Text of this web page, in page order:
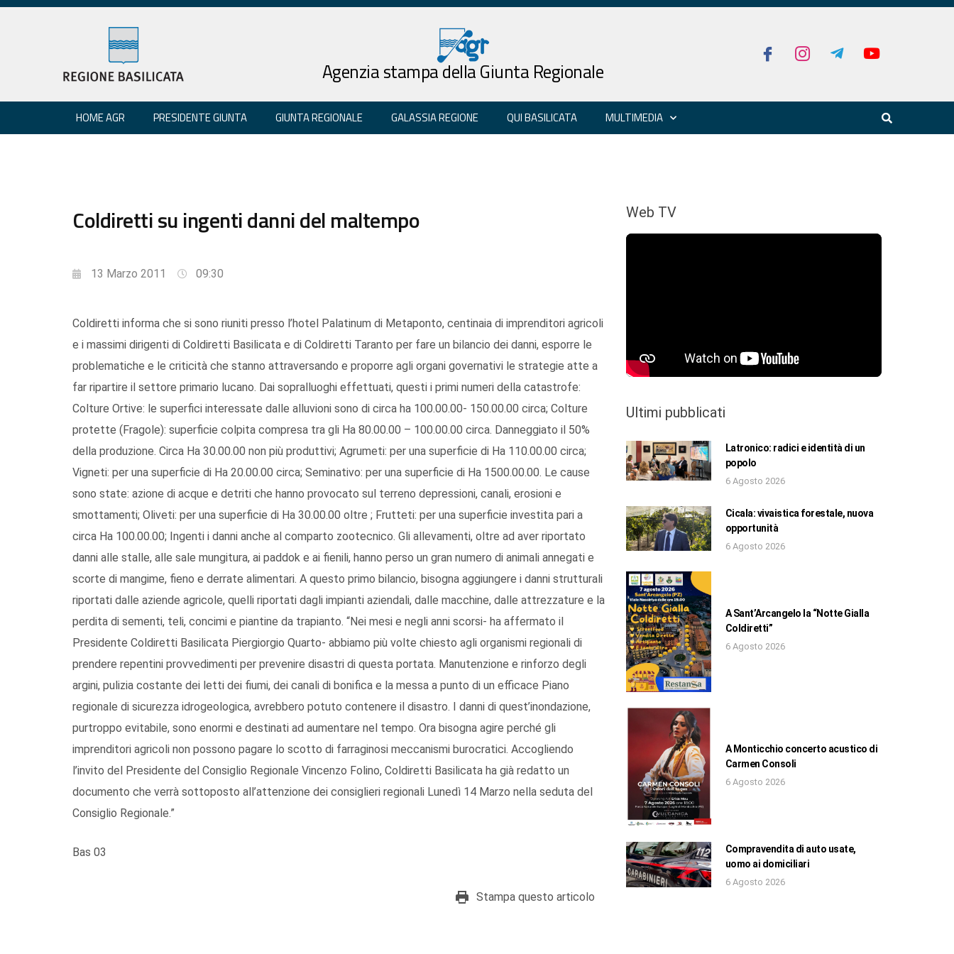
Agenzia stampa della Giunta Regionale
HOME AGR PRESIDENTE GIUNTA GIUNTA REGIONALE GALASSIA REGIONE QUI BASILICATA MULTIMEDIA
Coldiretti su ingenti danni del maltempo
13 Marzo 2011 09:30
Coldiretti informa che si sono riuniti presso l’hotel Palatinum di Metaponto, centinaia di imprenditori agricoli
e i massimi dirigenti di Coldiretti Basilicata e di Coldiretti Taranto per fare un bilancio dei danni, esporre le
problematiche e le criticità che stanno attraversando e proporre agli organi governativi le strategie atte a
far ripartire il settore primario lucano. Dai sopralluoghi effettuati, questi i primi numeri della catastrofe:
Colture Ortive: le superfici interessate dalle alluvioni sono di circa ha 100.00.00- 150.00.00 circa; Colture
protette (Fragole): superficie colpita compresa tra gli Ha 80.00.00 – 100.00.00 circa. Danneggiato il 50%
della produzione. Circa Ha 30.00.00 non più produttivi; Agrumeti: per una superficie di Ha 110.00.00 circa;
Vigneti: per una superficie di Ha 20.00.00 circa; Seminativo: per una superficie di Ha 1500.00.00. Le cause
sono state: azione di acque e detriti che hanno provocato sul terreno depressioni, canali, erosioni e
smottamenti; Oliveti: per una superficie di Ha 30.00.00 oltre ; Frutteti: per una superficie investita pari a
circa Ha 100.00.00; Ingenti i danni anche al comparto zootecnico. Gli allevamenti, oltre ad aver riportato
danni alle stalle, alle sale mungitura, ai paddok e ai fienili, hanno perso un gran numero di animali annegati e
scorte di mangime, fieno e derrate alimentari. A questo primo bilancio, bisogna aggiungere i danni strutturali
riportati dalle aziende agricole, quelli riportati dagli impianti aziendali, dalle macchine, dalle attrezzature e la
perdita di sementi, teli, concimi e piantine da trapianto. “Nei mesi e negli anni scorsi- ha affermato il
Presidente Coldiretti Basilicata Piergiorgio Quarto- abbiamo più volte chiesto agli organismi regionali di
prendere repentini provvedimenti per prevenire disastri di questa portata. Manutenzione e rinforzo degli
argini, pulizia costante dei letti dei fiumi, dei canali di bonifica e la messa a punto di un efficace Piano
regionale di sicurezza idrogeologica, avrebbero potuto contenere il disastro. I danni di quest’inondazione,
purtroppo evitabile, sono enormi e destinati ad aumentare nel tempo. Ora bisogna agire perché gli
imprenditori agricoli non possono pagare lo scotto di farraginosi meccanismi burocratici. Accogliendo
l’invito del Presidente del Consiglio Regionale Vincenzo Folino, Coldiretti Basilicata ha già redatto un
documento che verrà sottoposto all’attenzione dei consiglieri regionali Lunedì 14 Marzo nella seduta del
Consiglio Regionale.”
Bas 03
Stampa questo articolo
Web TV
Ultimi pubblicati
Latronico: radici e identità di un
popolo
6 Agosto 2026
Cicala: vivaistica forestale, nuova
opportunità
6 Agosto 2026
A Sant’Arcangelo la “Notte Gialla
Coldiretti”
6 Agosto 2026
A Monticchio concerto acustico di
Carmen Consoli
6 Agosto 2026
Compravendita di auto usate,
uomo ai domiciliari
6 Agosto 2026